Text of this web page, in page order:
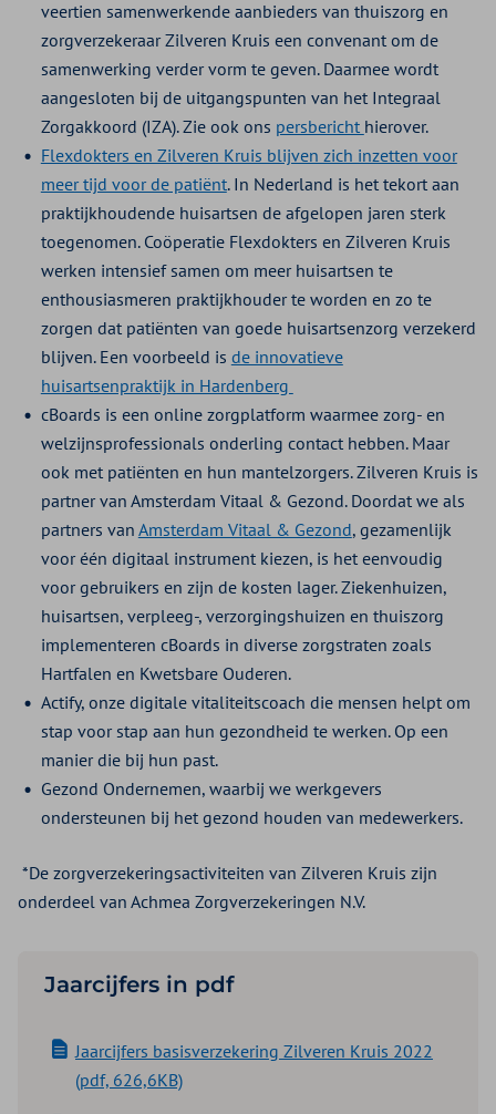
veertien samenwerkende aanbieders van thuiszorg en
zorgverzekeraar Zilveren Kruis een convenant om de
samenwerking verder vorm te geven. Daarmee wordt
aangesloten bij de uitgangspunten van het Integraal
Zorgakkoord (IZA). Zie ook ons persbericht hierover.
Flexdokters en Zilveren Kruis blijven zich inzetten voor
meer tijd voor de patiënt. In Nederland is het tekort aan
praktijkhoudende huisartsen de afgelopen jaren sterk
toegenomen. Coöperatie Flexdokters en Zilveren Kruis
werken intensief samen om meer huisartsen te
enthousiasmeren praktijkhouder te worden en zo te
zorgen dat patiënten van goede huisartsenzorg verzekerd
blijven. Een voorbeeld is de innovatieve
huisartsenpraktijk in Hardenberg
cBoards is een online zorgplatform waarmee zorg- en
welzijnsprofessionals onderling contact hebben. Maar
ook met patiënten en hun mantelzorgers. Zilveren Kruis is
partner van Amsterdam Vitaal & Gezond. Doordat we als
partners van Amsterdam Vitaal & Gezond, gezamenlijk
voor één digitaal instrument kiezen, is het eenvoudig
voor gebruikers en zijn de kosten lager. Ziekenhuizen,
huisartsen, verpleeg-, verzorgingshuizen en thuiszorg
implementeren cBoards in diverse zorgstraten zoals
Hartfalen en Kwetsbare Ouderen.
Actify, onze digitale vitaliteitscoach die mensen helpt om
stap voor stap aan hun gezondheid te werken. Op een
manier die bij hun past.
Gezond Ondernemen, waarbij we werkgevers
ondersteunen bij het gezond houden van medewerkers.
*De zorgverzekeringsactiviteiten van Zilveren Kruis zijn
onderdeel van Achmea Zorgverzekeringen N.V.
Jaarcijfers in pdf
Jaarcijfers basisverzekering Zilveren Kruis 2022
(pdf, 626,6KB)